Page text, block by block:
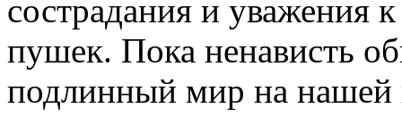
сострадания и уважения
пушек. Пока ненависть
подлинный мир на нашей